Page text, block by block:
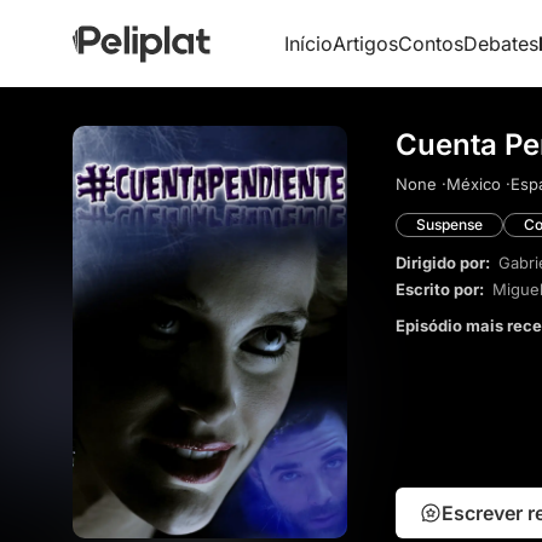
InícioArtigosContosDebates
Cuenta
None ·México ·
Suspense
Dirigido por:
Escrito por:
Episódio mais
Escrever